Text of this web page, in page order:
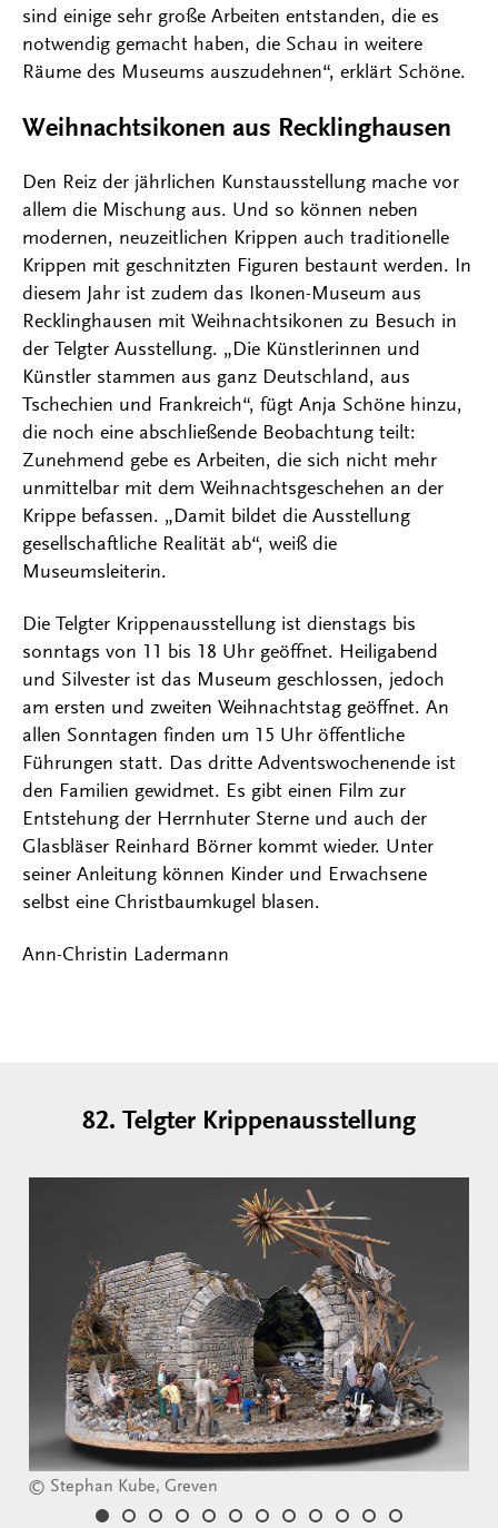
sind einige sehr große Arbeiten entstanden, die es
notwendig gemacht haben, die Schau in weitere
Räume des Museums auszudehnen“, erklärt Schöne.
Weihnachtsikonen aus Recklinghausen
Den Reiz der jährlichen Kunstausstellung mache vor
allem die Mischung aus. Und so können neben
modernen, neuzeitlichen Krippen auch traditionelle
Krippen mit geschnitzten Figuren bestaunt werden. In
diesem Jahr ist zudem das Ikonen-Museum aus
Recklinghausen mit Weihnachtsikonen zu Besuch in
der Telgter Ausstellung. „Die Künstlerinnen und
Künstler stammen aus ganz Deutschland, aus
Tschechien und Frankreich“, fügt Anja Schöne hinzu,
die noch eine abschließende Beobachtung teilt:
Zunehmend gebe es Arbeiten, die sich nicht mehr
unmittelbar mit dem Weihnachtsgeschehen an der
Krippe befassen. „Damit bildet die Ausstellung
gesellschaftliche Realität ab“, weiß die
Museumsleiterin.
Die Telgter Krippenausstellung ist dienstags bis
sonntags von 11 bis 18 Uhr geöffnet. Heiligabend
und Silvester ist das Museum geschlossen, jedoch
am ersten und zweiten Weihnachtstag geöffnet. An
allen Sonntagen finden um 15 Uhr öffentliche
Führungen statt. Das dritte Adventswochenende ist
den Familien gewidmet. Es gibt einen Film zur
Entstehung der Herrnhuter Sterne und auch der
Glasbläser Reinhard Börner kommt wieder. Unter
seiner Anleitung können Kinder und Erwachsene
selbst eine Christbaumkugel blasen.
Ann-Christin Ladermann
82. Telgter Krippenausstellung
© Stephan Kube, Greven